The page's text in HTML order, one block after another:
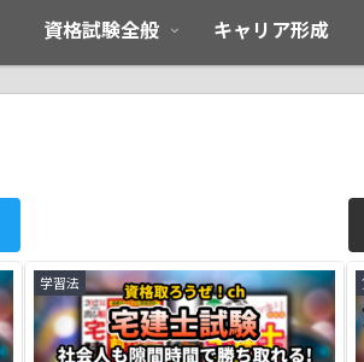
資格試験全般 キャリア形成
学習法